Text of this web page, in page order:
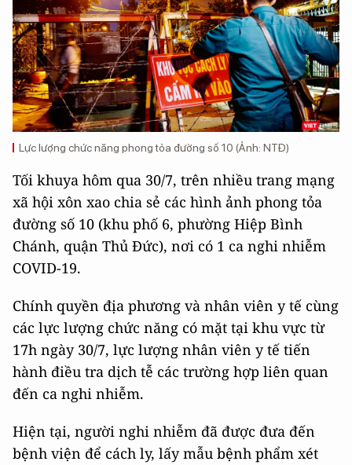
Lực lượng chức năng phong tỏa đường số 10 (Ảnh: NTĐ)
Tối khuya hôm qua 30/7, trên nhiều trang mạng
xã hội xôn xao chia sẻ các hình ảnh phong tỏa
đường số 10 (khu phố 6, phường Hiệp Bình
Chánh, quận Thủ Đức), nơi có 1 ca nghi nhiễm
COVID-19.
Chính quyền địa phương và nhân viên y tế cùng
các lực lượng chức năng có mặt tại khu vực từ
17h ngày 30/7, lực lượng nhân viên y tế tiến
hành điều tra dịch tễ các trường hợp liên quan
đến ca nghi nhiễm.
Hiện tại, người nghi nhiễm đã được đưa đến
bệnh viện để cách ly, lấy mẫu bệnh phẩm xét